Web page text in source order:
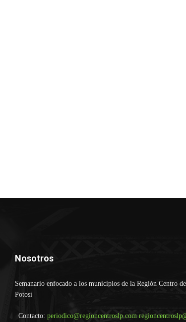
Nosotros
Semanario enfocado a los municipios de la Región Centro
Potosí
Contacto: periodico@regioncentroslp.com